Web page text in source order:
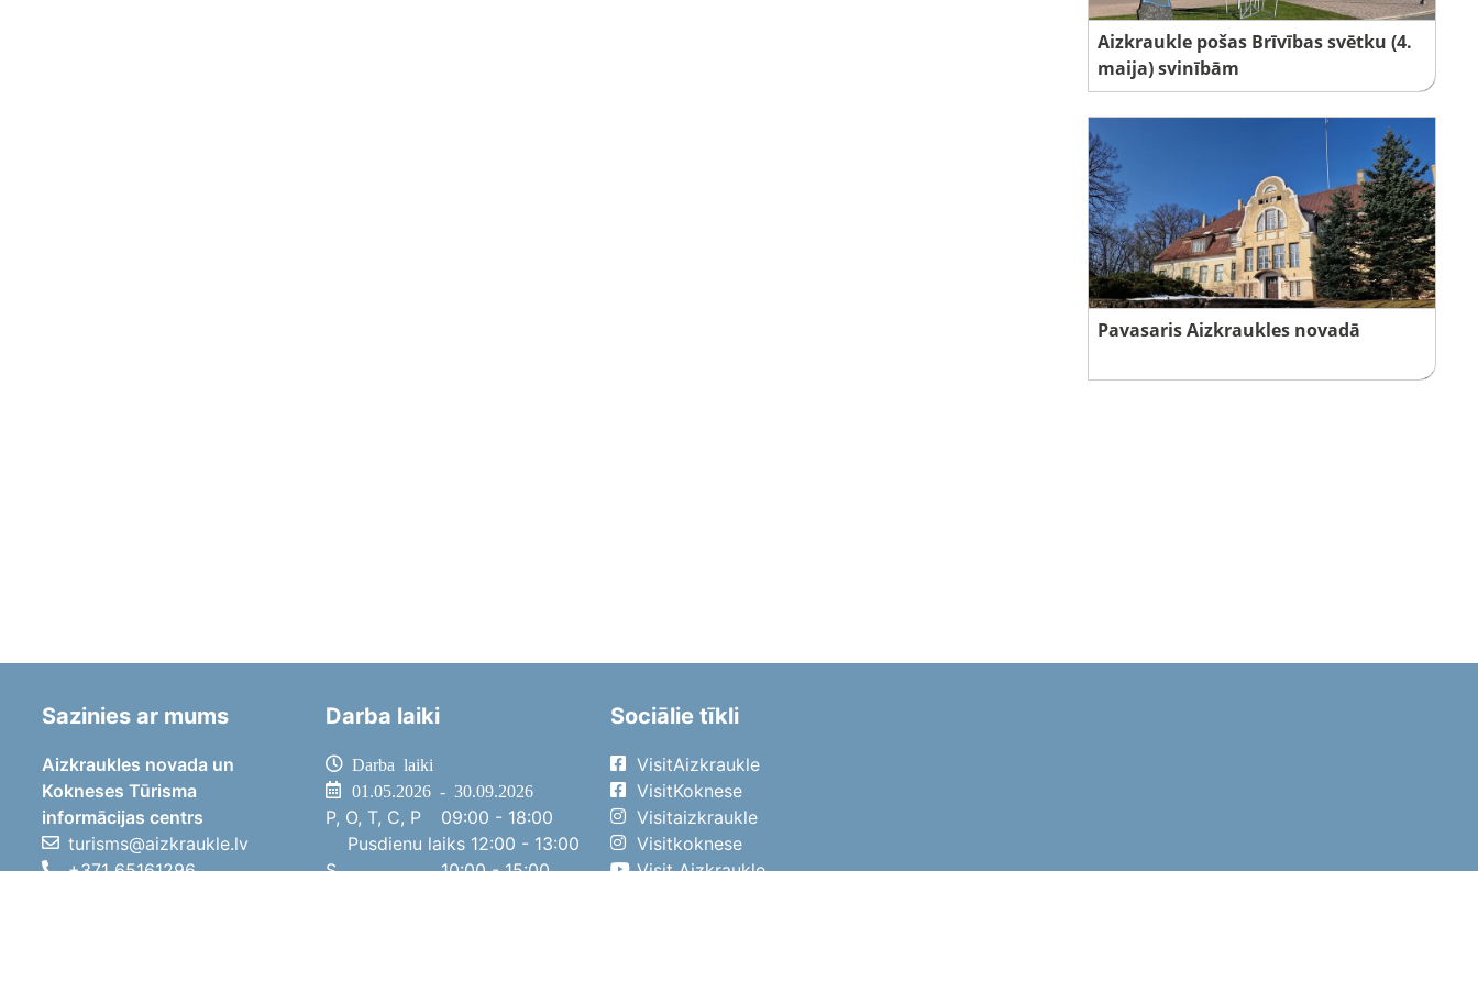
Aizkraukle pošas Brīvības svētku (4.
maija) svinībām
Pavasaris Aizkraukles novadā
Sazinies ar mums
Aizkraukles novada un
Kokneses Tūrisma
informācijas centrs
turisms@aizkraukle.lv
+371 65161296
Darba laiki
Darba laiki
01.05.2026 - 30.09.2026
P, O, T, C, P
09:00 - 18:00
Pusdienu laiks 12:00 - 13:00
S
10:00 - 15:00
Sociālie tīkli
VisitAizkraukle
VisitKoknese
Visitaizkraukle
Visitkoknese
Visit Aizkraukle